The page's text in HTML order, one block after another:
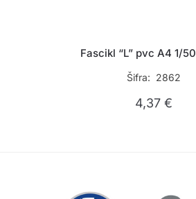
Fascikl “L” pvc A4 1/
Šifra: 2862
4,37 €